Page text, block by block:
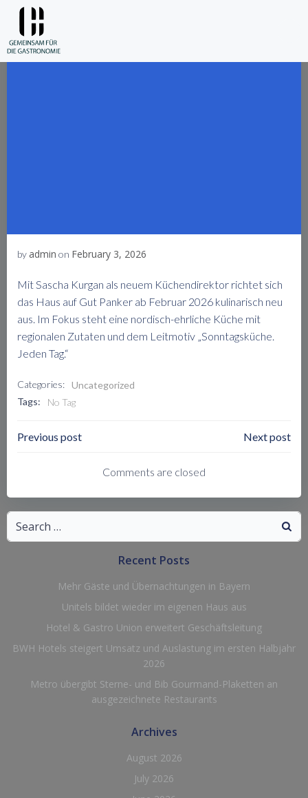
by admin on February 3, 2026
Mit Sascha Kurgan als neuem Küchendirektor richtet sich
das Haus auf Gut Panker ab Februar 2026 kulinarisch neu
aus. Im Fokus steht eine nordisch-ehrliche Küche mit
regionalen Zutaten und dem Leitmotiv „Sonntagsküche.
Jeden Tag.“
Categories: Uncategorized
Tags:
No Tag
Post
Navigation
Previous post
Navigation
Next post
Comments are closed
Search
for:
Recent Posts
Mehr Gäste und Übernachtungen in Bayern
Unitels bildet wieder im eigenen Haus aus
Hotel & Gastro Union erweitert Geschäftsleitung
BWH Hotels steigert Umsatz und Auslastung im ersten Halbjahr
2026
Metro übergibt Sterne- und Bib Gourmand-Plaketten an
ausgezeichnete Restaurants
Archives
August 2026
July 2026